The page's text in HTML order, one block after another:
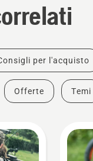
per l'acquisto
Offerte Temi